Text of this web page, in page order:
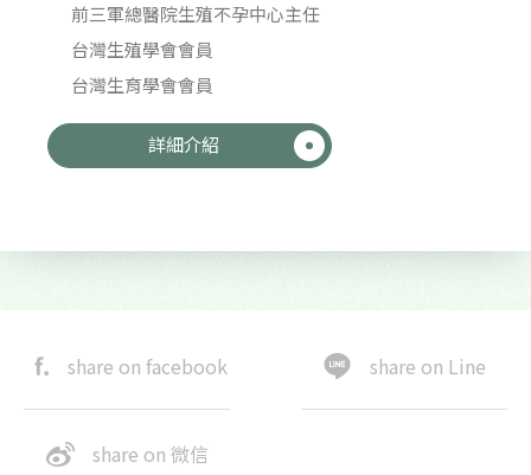
前三軍總醫院生殖不孕中心主任
台灣生殖學會會員
台灣生育學會會員
詳細介紹
share on facebook share on Line
share on 微信